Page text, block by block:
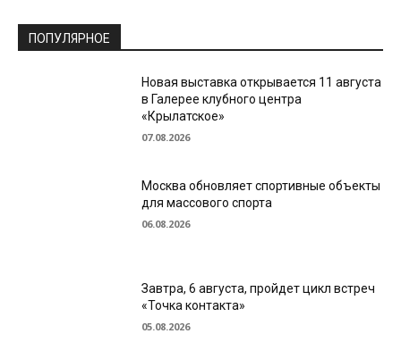
ПОПУЛЯРНОЕ
Новая выставка открывается 11 августа
в Галерее клубного центра
«Крылатское»
07.08.2026
Москва обновляет спортивные объекты
для массового спорта
06.08.2026
Завтра, 6 августа, пройдет цикл встреч
«Точка контакта»
05.08.2026